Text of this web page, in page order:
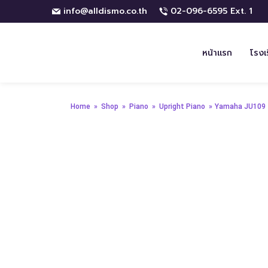
info@alldismo.co.th 02-096-6595 Ext. 1
หน้าแรก โรง
Home » Shop » Piano » Upright Piano » Yamaha JU109